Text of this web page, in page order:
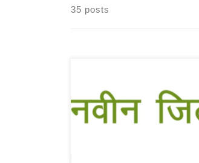
35 posts
नवीन जिलों का गठन , formation
new districts